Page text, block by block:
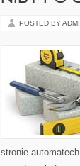
POSTED BY
stronie